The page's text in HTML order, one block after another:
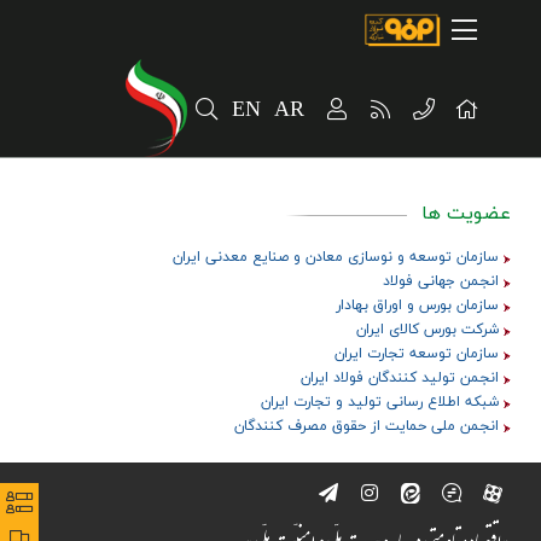
AR
EN
مسیر ماندگار
ارتباطات و توسعه برند سازمانی
مسئولیت های اجتماعی
پروژه های سرمایه گذاری
عضویت ها
سازمان توسعه و نوسازی معادن و صنایع معدنی ایران
انجمن جهانی فولاد
سازمان بورس و اوراق بهادار
شرکت بورس کالای ایران
سازمان توسعه تجارت ایران
انجمن تولید کنندگان فولاد ایران
شبکه اطلاع رسانی تولید و تجارت ایران
انجمن ملی حمایت از حقوق مصرف کنندگان